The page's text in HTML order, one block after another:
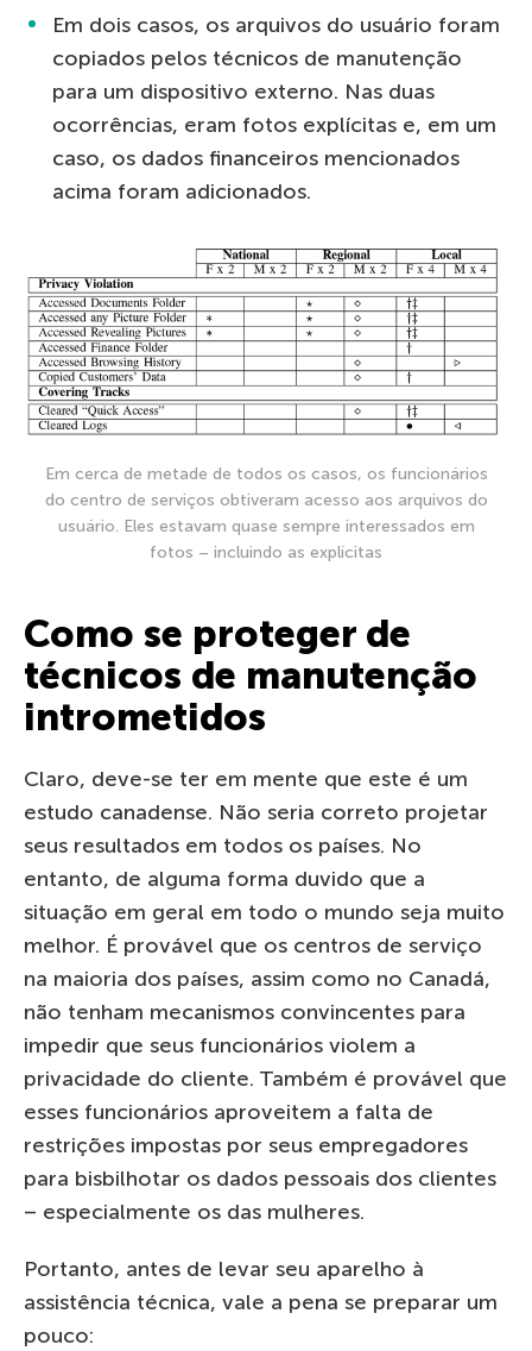
Em dois casos, os arquivos do usuário foram
copiados pelos técnicos de manutenção
para um dispositivo externo. Nas duas
ocorrências, eram fotos explícitas e, em um
caso, os dados financeiros mencionados
acima foram adicionados.
Em cerca de metade de todos os casos, os funcionários
do centro de serviços obtiveram acesso aos arquivos do
usuário. Eles estavam quase sempre interessados ​​em
fotos – incluindo as explícitas
Como se proteger de
técnicos de manutenção
intrometidos
Claro, deve-se ter em mente que este é um
estudo canadense. Não seria correto projetar
seus resultados em todos os países. No
entanto, de alguma forma duvido que a
situação em geral em todo o mundo seja muito
melhor. É provável que os centros de serviço
na maioria dos países, assim como no Canadá,
não tenham mecanismos convincentes para
impedir que seus funcionários violem a
privacidade do cliente. Também é provável que
esses funcionários aproveitem a falta de
restrições impostas por seus empregadores
para bisbilhotar os dados pessoais dos clientes
– especialmente os das mulheres.
Portanto, antes de levar seu aparelho à
assistência técnica, vale a pena se preparar um
pouco: